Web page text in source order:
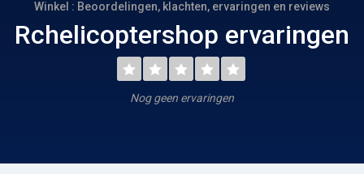
Winkel : Beoordelingen, klachten, ervaringen en reviews
Rchelicoptershop ervaringen
Nog geen ervaringen